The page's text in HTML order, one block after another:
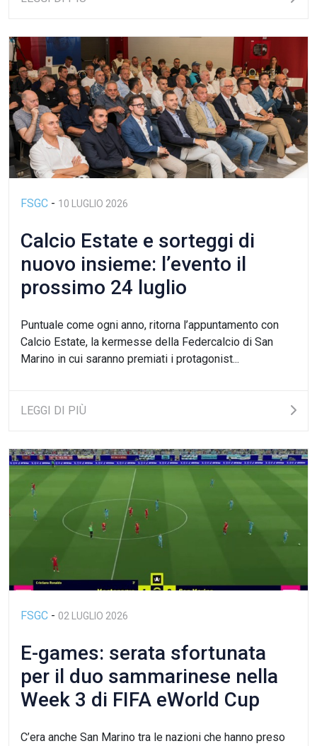
FSGC - 10 LUGLIO 2026
Calcio Estate e sorteggi di
nuovo insieme: l’evento il
prossimo 24 luglio
Puntuale come ogni anno, ritorna l’appuntamento con
Calcio Estate, la kermesse della Federcalcio di San
Marino in cui saranno premiati i protagonist...
LEGGI DI PIÙ
FSGC - 02 LUGLIO 2026
E-games: serata sfortunata
per il duo sammarinese nella
Week 3 di FIFA eWorld Cup
C’era anche San Marino tra le nazioni che hanno preso